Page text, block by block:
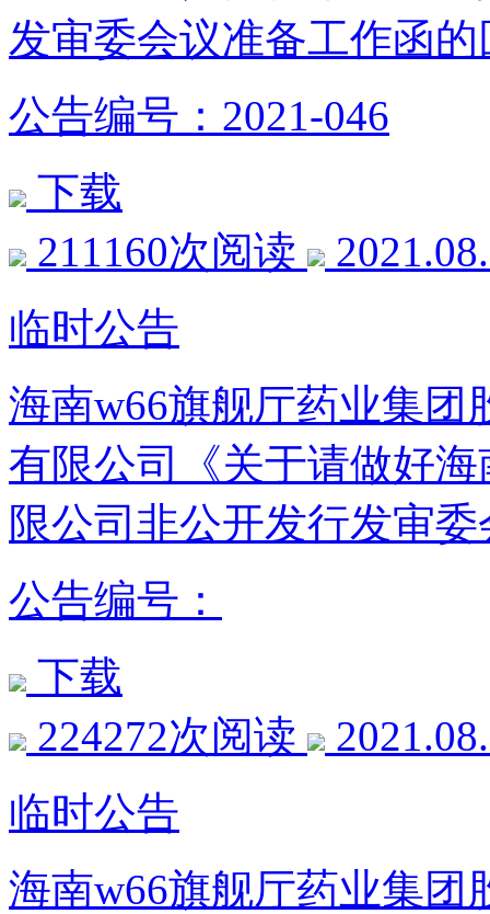
发审委会议准备工作函
公告编号：2021-046
下载
211160次阅读
临时公告
海南w66旗舰厅药业集团
有限公司《关于请做好
限公司非公开发行发审
公告编号：
下载
224272次阅读
临时公告
海南w66旗舰厅药业集团